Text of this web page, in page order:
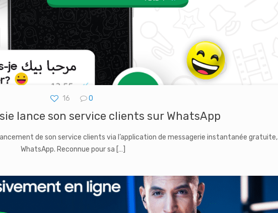
16 0
lance son service clients sur WhatsApp
de son service clients via l’application de messagerie instantanée gratuite,
WhatsApp. Reconnue pour sa […]